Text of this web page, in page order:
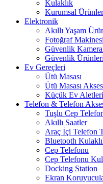
Kulaklık
Kurumsal Ürünler
Elektronik
Akıllı Yaşam
Fotoğraf
Güvenlik
Güvenlik Ürünleri
Ev Gereçleri
Ütü Masası
Ütü Masası
Küçük Ev Aletleri
Telefon & Telefon
Tuşlu Cep
Akıllı Saatler
Araç İçi Telefon
Bluetooth
Cep Telefonu
Cep Telefonu
Docking Station
Ekran